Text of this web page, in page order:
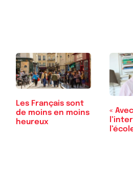
Les Français sont
de moins en moins
heureux
« Avec